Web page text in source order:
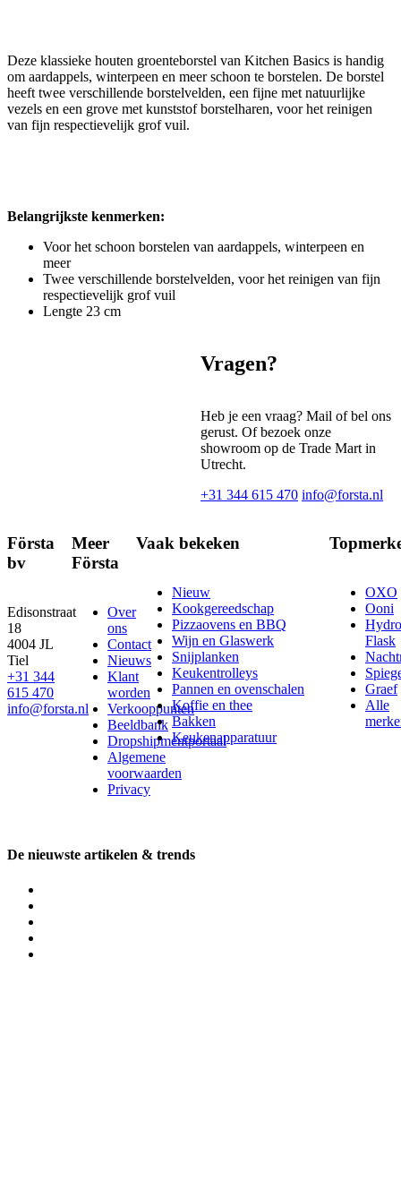
Deze klassieke houten groenteborstel van Kitchen Basics is handig
om aardappels, winterpeen en meer schoon te borstelen. De borstel
heeft twee verschillende borstelvelden, een fijne met natuurlijke
vezels en een grove met kunststof borstelharen, voor het reinigen
van fijn respectievelijk grof vuil.
Belangrijkste kenmerken:
Voor het schoon borstelen van aardappels, winterpeen en
meer
Twee verschillende borstelvelden, voor het reinigen van fijn
respectievelijk grof vuil
Lengte 23 cm
Vragen?
Heb je een vraag? Mail of bel ons
gerust. Of bezoek onze
showroom op de Trade Mart in
Utrecht.
+31 344 615 470 info@forsta.nl
Första
bv
Edisonstraat
18
4004 JL
Tiel
+31 344
615 470
info@forsta.nl
Meer
Första
Over
ons
Contact
Nieuws
Klant
worden
Verkooppunten
Beeldbank
Dropshipmentportaal
Algemene
voorwaarden
Privacy
Vaak bekeken
Nieuw
Kookgereedschap
Pizzaovens en BBQ
Wijn en Glaswerk
Snijplanken
Keukentrolleys
Pannen en ovenschalen
Koffie en thee
Bakken
Keukenapparatuur
OXO
Ooni
Hydro
Flask
Graef
Alle
De nieuwste artikelen & trends